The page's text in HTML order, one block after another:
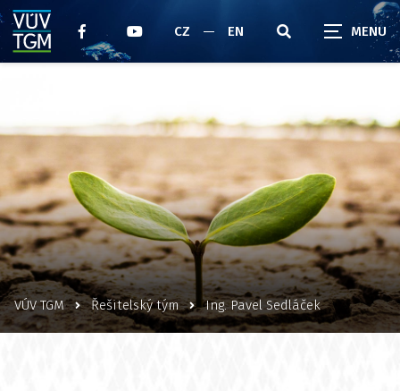
CZ EN
VÚV TGM Řešitelský tým Ing. Pavel Sedláček